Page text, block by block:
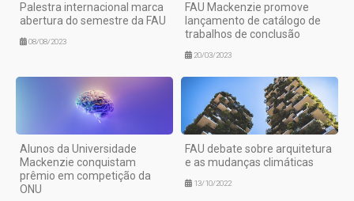
Palestra internacional marca
abertura do semestre da FAU
08/08/2023
FAU Mackenzie promove
lançamento de catálogo de
trabalhos de conclusão
20/03/2023
Alunos da Universidade
Mackenzie conquistam
prêmio em competição da
ONU
FAU debate sobre arquitetura
e as mudanças climáticas
13/10/2022